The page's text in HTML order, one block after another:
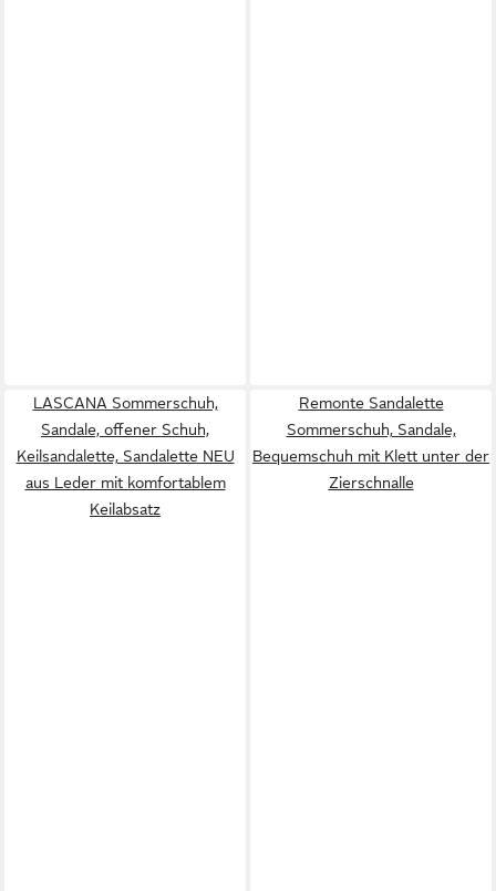
LASCANA Sommerschuh,
Sandale, offener Schuh,
Keilsandalette, Sandalette NEU
aus Leder mit komfortablem
Keilabsatz
Remonte Sandalette
Sommerschuh, Sandale,
Bequemschuh mit Klett unter der
Zierschnalle